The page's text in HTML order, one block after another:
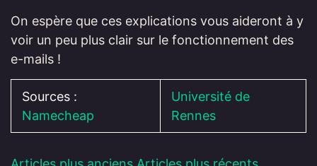
On espère que ces explications vous aideront à y
voir un peu plus clair sur le fonctionnement des
e-mails !
Sources :
Namecheap
Université de
Rennes